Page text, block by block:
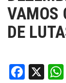
VAMOS
DE
X